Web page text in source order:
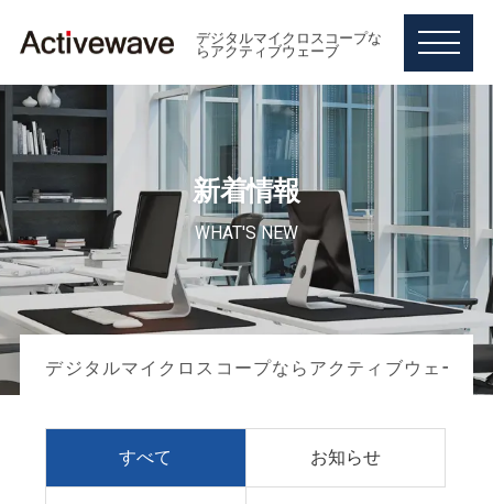
デジタルマイクロスコープな
らアクティブウェーブ
M
E
U
デジタルマイクロスコープ【MSX-1000】
レンズ【MSXシリーズ用】
工業用ビデオスコープ【VSX-2000】
新着情報
WHAT'S NEW
デジタルマイクロスコープならアクティブウェーブ
すべて お知らせ